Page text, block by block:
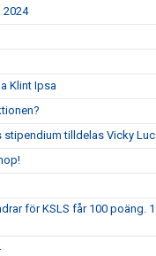
2024
Klint Ipsa
stipendium tilldelas Vicky Luc
för KSLS får 100 poäng. 1